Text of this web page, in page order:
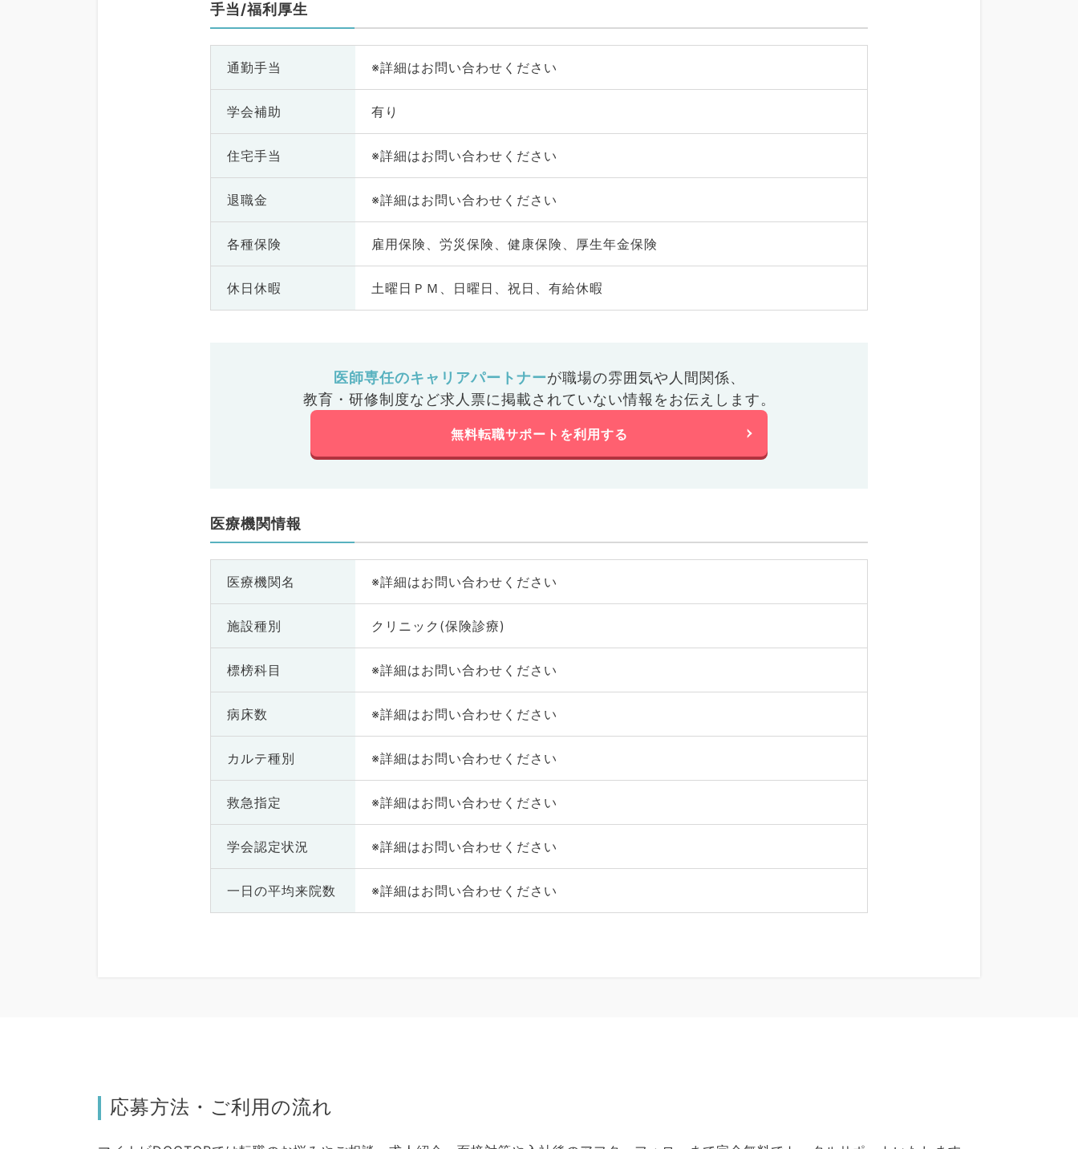
手当/福利厚生
通勤手当 ※詳細はお問い合わせください
学会補助 有り
住宅手当 ※詳細はお問い合わせください
退職金 ※詳細はお問い合わせください
各種保険 雇用保険、労災保険、健康保険、厚生年金保険
休日休暇 土曜日ＰＭ、日曜日、祝日、有給休暇
医師専任のキャリアパートナーが職場の雰囲気や人間関係、
教育・研修制度など求人票に掲載されていない情報をお伝えします。
無料転職サポートを利用する
医療機関情報
医療機関名 ※詳細はお問い合わせください
施設種別 クリニック(保険診療)
標榜科目 ※詳細はお問い合わせください
病床数 ※詳細はお問い合わせください
カルテ種別 ※詳細はお問い合わせください
救急指定 ※詳細はお問い合わせください
学会認定状況 ※詳細はお問い合わせください
一日の平均来院数 ※詳細はお問い合わせください
応募方法・ご利用の流れ